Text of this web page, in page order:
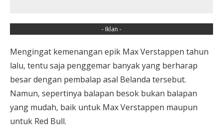
- Iklan -
Mengingat kemenangan epik Max Verstappen tahun
lalu, tentu saja penggemar banyak yang berharap
besar dengan pembalap asal Belanda tersebut.
Namun, sepertinya balapan besok bukan balapan
yang mudah, baik untuk Max Verstappen maupun
untuk Red Bull.